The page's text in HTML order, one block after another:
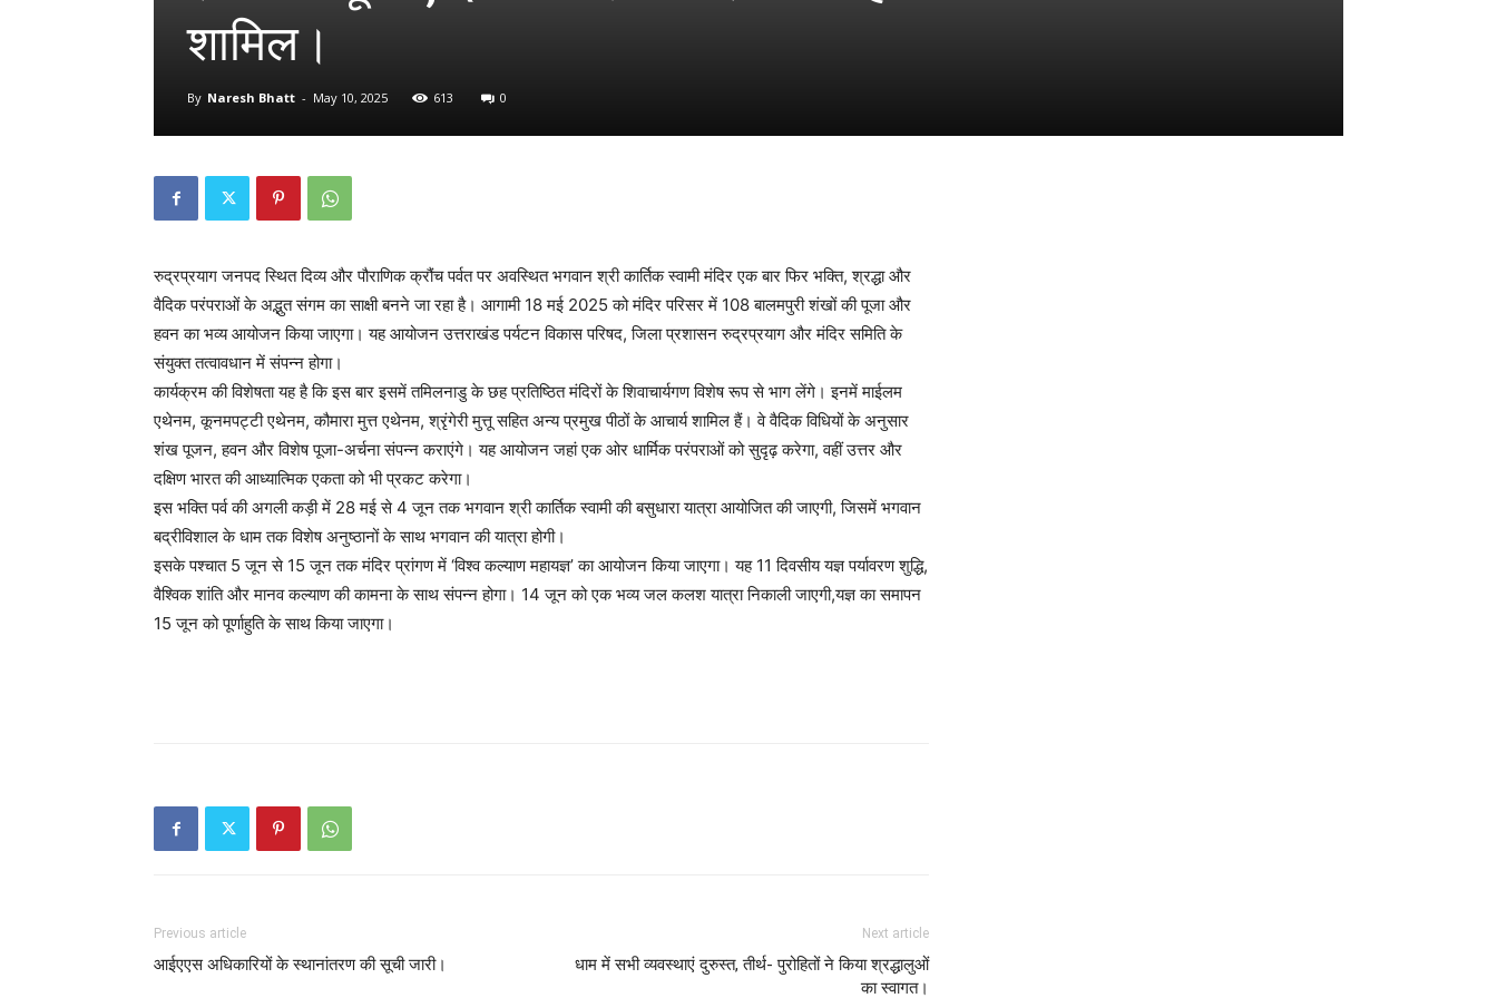
शामिल।
By Naresh Bhatt - May 10, 2025 613 0
रुद्रप्रयाग जनपद स्थित दिव्य और पौराणिक क्रौंच पर्वत पर अवस्थित भगवान श्री कार्तिक स्वामी मंदिर एक बार फिर भक्ति, श्रद्धा और
वैदिक परंपराओं के अद्भुत संगम का साक्षी बनने जा रहा है। आगामी 18 मई 2025 को मंदिर परिसर में 108 बालमपुरी शंखों की पूजा और
हवन का भव्य आयोजन किया जाएगा। यह आयोजन उत्तराखंड पर्यटन विकास परिषद, जिला प्रशासन रुद्रप्रयाग और मंदिर समिति के
संयुक्त तत्वावधान में संपन्न होगा।
कार्यक्रम की विशेषता यह है कि इस बार इसमें तमिलनाडु के छह प्रतिष्ठित मंदिरों के शिवाचार्यगण विशेष रूप से भाग लेंगे। इनमें माईलम
एथेनम, कूनमपट्टी एथेनम, कौमारा मुत्त एथेनम, श्रृंगेरी मुत्तू सहित अन्य प्रमुख पीठों के आचार्य शामिल हैं। वे वैदिक विधियों के अनुसार
शंख पूजन, हवन और विशेष पूजा-अर्चना संपन्न कराएंगे। यह आयोजन जहां एक ओर धार्मिक परंपराओं को सुदृढ़ करेगा, वहीं उत्तर और
दक्षिण भारत की आध्यात्मिक एकता को भी प्रकट करेगा।
इस भक्ति पर्व की अगली कड़ी में 28 मई से 4 जून तक भगवान श्री कार्तिक स्वामी की बसुधारा यात्रा आयोजित की जाएगी, जिसमें भगवान
बद्रीविशाल के धाम तक विशेष अनुष्ठानों के साथ भगवान की यात्रा होगी।
इसके पश्चात 5 जून से 15 जून तक मंदिर प्रांगण में ‘विश्व कल्याण महायज्ञ’ का आयोजन किया जाएगा। यह 11 दिवसीय यज्ञ पर्यावरण शुद्धि,
वैश्विक शांति और मानव कल्याण की कामना के साथ संपन्न होगा। 14 जून को एक भव्य जल कलश यात्रा निकाली जाएगी,यज्ञ का समापन
15 जून को पूर्णाहुति के साथ किया जाएगा।
Previous article
आईएएस अधिकारियों के स्थानांतरण की सूची जारी।
Next article
धाम में सभी व्यवस्थाएं दुरुस्त, तीर्थ- पुरोहितों ने किया श्रद्धालुओं
का स्वागत।